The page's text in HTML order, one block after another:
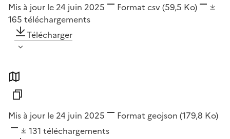
Mis à jour le 24 juin 2025 Format csv(59,5 Ko)
165 téléchargements
Télécharger
Mis à jour le 24 juin 2025 Format geojson (179,8 Ko)
131 téléchargements